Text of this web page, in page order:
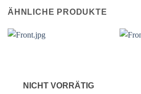
ÄHNLICHE PRODUKTE
NICHT VORRÄTIG